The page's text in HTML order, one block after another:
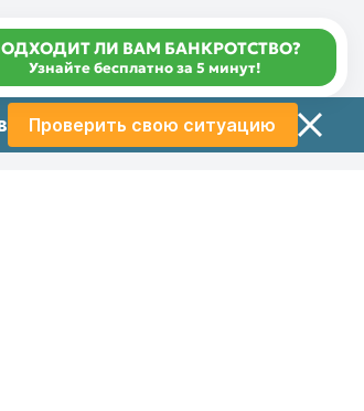
ЛИ ВАМ БАНКРОТСТВО?
Узнайте бесплатно за 5 минут!
Проверить свою ситуацию